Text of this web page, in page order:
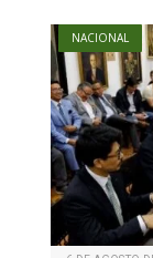
NACIONAL